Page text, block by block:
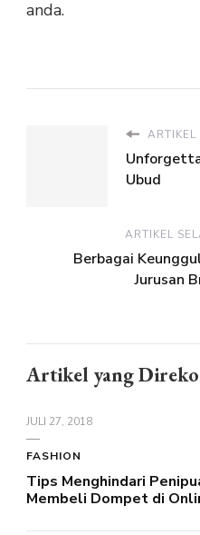
anda.
ARTIKEL
Ubud
ARTIKEL
Berbagai
Jurusan
Artikel yang
JULI 27, 2018
FASHION
Tips Menghindari
Membeli Dompet di